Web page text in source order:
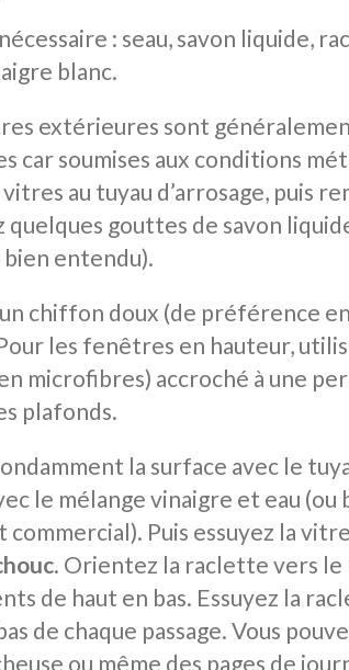
: seau, savon liquide,
blanc.
extérieures sont
car soumises aux conditions
au tuyau d’arrosage, puis
quelques gouttes de savon
entendu).
chiffon doux (de préférence
les fenêtres en hauteur,
microfibres) accroché à une
plafonds.
la surface avec le
le mélange vinaigre et eau (ou
Puis essuyez la vitre
. Orientez la raclette vers
de haut en bas. Essuyez la
de chaque passage. Vous
ou même des pages de